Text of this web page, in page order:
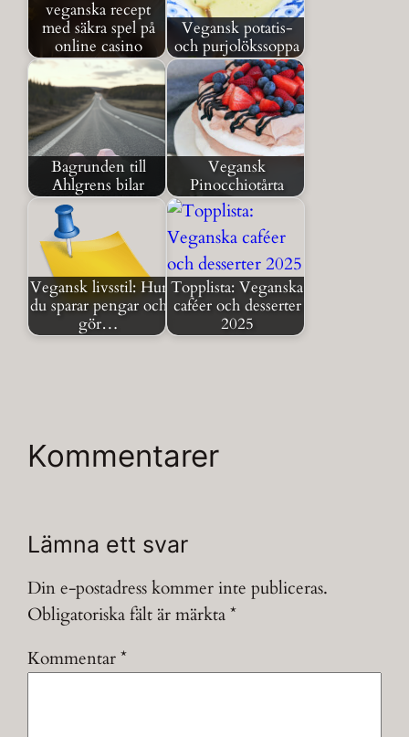
veganska recept
med säkra spel på
online casino
Vegansk potatis-
och purjolökssoppa
Bagrunden till
Ahlgrens bilar
Vegansk
Pinocchiotårta
Vegansk livsstil: Hur
du sparar pengar och
gör…
Topplista: Veganska
caféer och desserter
2025
Kommentarer
Lämna ett svar
Din e-postadress kommer inte publiceras.
Obligatoriska fält är märkta*
Kommentar*